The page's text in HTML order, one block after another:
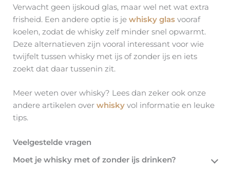
Verwacht geen ijskoud glas, maar wel net wat extra
frisheid. Een andere optie is je whisky glas vooraf
koelen, zodat de whisky zelf minder snel opwarmt.
Deze alternatieven zijn vooral interessant voor wie
twijfelt tussen whisky met ijs of zonder ijs en iets
zoekt dat daar tussenin zit.
Meer weten over whisky? Lees dan zeker ook onze
andere artikelen over whisky vol informatie en leuke
tips.
Veelgestelde vragen
Moet je whisky met of zonder ijs drinken?